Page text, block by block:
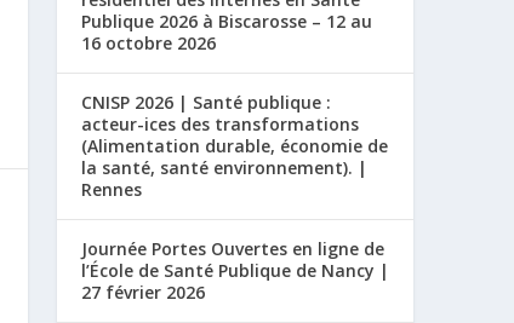
Publique 2026 à Biscarosse – 12 au
16 octobre 2026
CNISP 2026 | Santé publique :
acteur-ices des transformations
(Alimentation durable, économie de
la santé, santé environnement). |
Rennes
Journée Portes Ouvertes en ligne de
l’École de Santé Publique de Nancy |
27 février 2026